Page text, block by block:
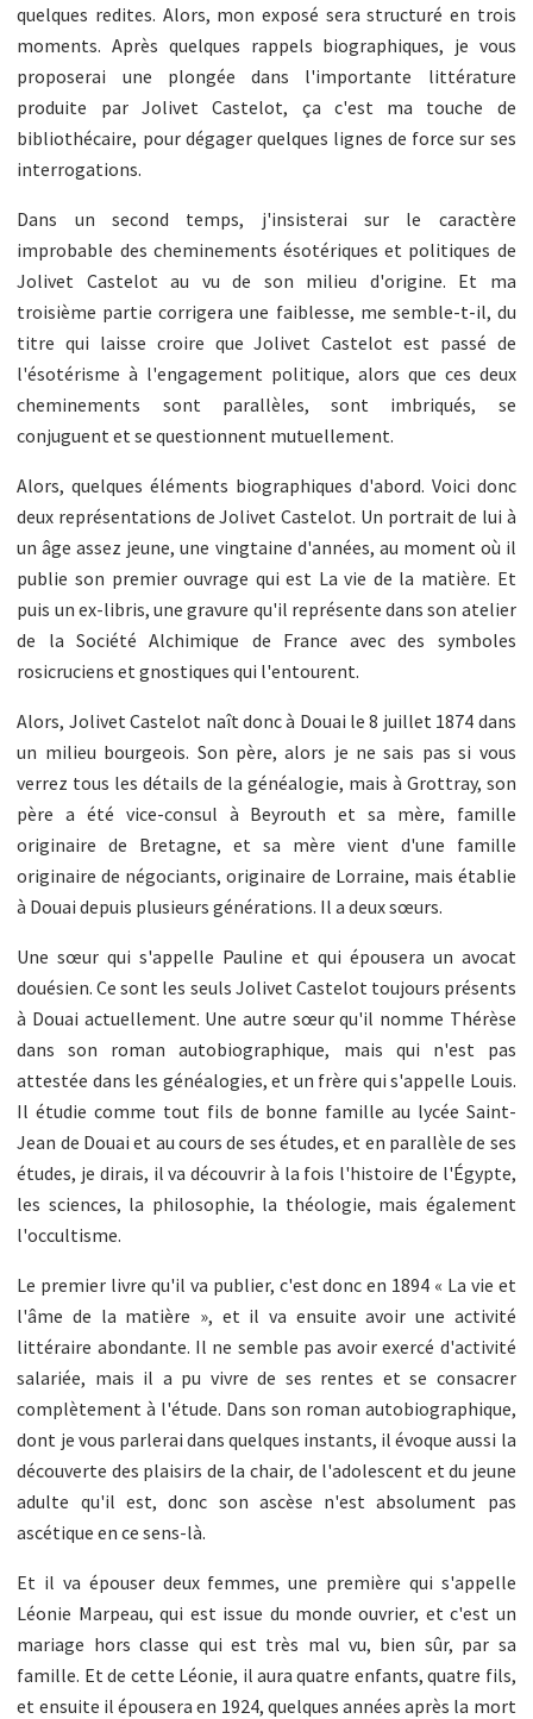
quelques redites. Alors, mon exposé sera structuré en trois
moments. Après quelques rappels biographiques, je vous
proposerai une plongée dans l'importante littérature
produite par Jolivet Castelot, ça c'est ma touche de
bibliothécaire, pour dégager quelques lignes de force sur ses
interrogations.
Dans un second temps, j'insisterai sur le caractère
improbable des cheminements ésotériques et politiques de
Jolivet Castelot au vu de son milieu d'origine. Et ma
troisième partie corrigera une faiblesse, me semble-t-il, du
titre qui laisse croire que Jolivet Castelot est passé de
l'ésotérisme à l'engagement politique, alors que ces deux
cheminements sont parallèles, sont imbriqués, se
conjuguent et se questionnent mutuellement.
Alors, quelques éléments biographiques d'abord. Voici donc
deux représentations de Jolivet Castelot. Un portrait de lui à
un âge assez jeune, une vingtaine d'années, au moment où il
publie son premier ouvrage qui est La vie de la matière. Et
puis un ex-libris, une gravure qu'il représente dans son atelier
de la Société Alchimique de France avec des symboles
rosicruciens et gnostiques qui l'entourent.
Alors, Jolivet Castelot naît donc à Douai le 8 juillet 1874 dans
un milieu bourgeois. Son père, alors je ne sais pas si vous
verrez tous les détails de la généalogie, mais à Grottray, son
père a été vice-consul à Beyrouth et sa mère, famille
originaire de Bretagne, et sa mère vient d'une famille
originaire de négociants, originaire de Lorraine, mais établie
à Douai depuis plusieurs générations. Il a deux sœurs.
Une sœur qui s'appelle Pauline et qui épousera un avocat
douésien. Ce sont les seuls Jolivet Castelot toujours présents
à Douai actuellement. Une autre sœur qu'il nomme Thérèse
dans son roman autobiographique, mais qui n'est pas
attestée dans les généalogies, et un frère qui s'appelle Louis.
Il étudie comme tout fils de bonne famille au lycée Saint-
Jean de Douai et au cours de ses études, et en parallèle de ses
études, je dirais, il va découvrir à la fois l'histoire de l'Égypte,
les sciences, la philosophie, la théologie, mais également
l'occultisme.
Le premier livre qu'il va publier, c'est donc en 1894 « La vie et
l'âme de la matière », et il va ensuite avoir une activité
littéraire abondante. Il ne semble pas avoir exercé d'activité
salariée, mais il a pu vivre de ses rentes et se consacrer
complètement à l'étude. Dans son roman autobiographique,
dont je vous parlerai dans quelques instants, il évoque aussi la
découverte des plaisirs de la chair, de l'adolescent et du jeune
adulte qu'il est, donc son ascèse n'est absolument pas
ascétique en ce sens-là.
Et il va épouser deux femmes, une première qui s'appelle
Léonie Marpeau, qui est issue du monde ouvrier, et c'est un
mariage hors classe qui est très mal vu, bien sûr, par sa
famille. Et de cette Léonie, il aura quatre enfants, quatre fils,
et ensuite il épousera en 1924, quelques années après la mort